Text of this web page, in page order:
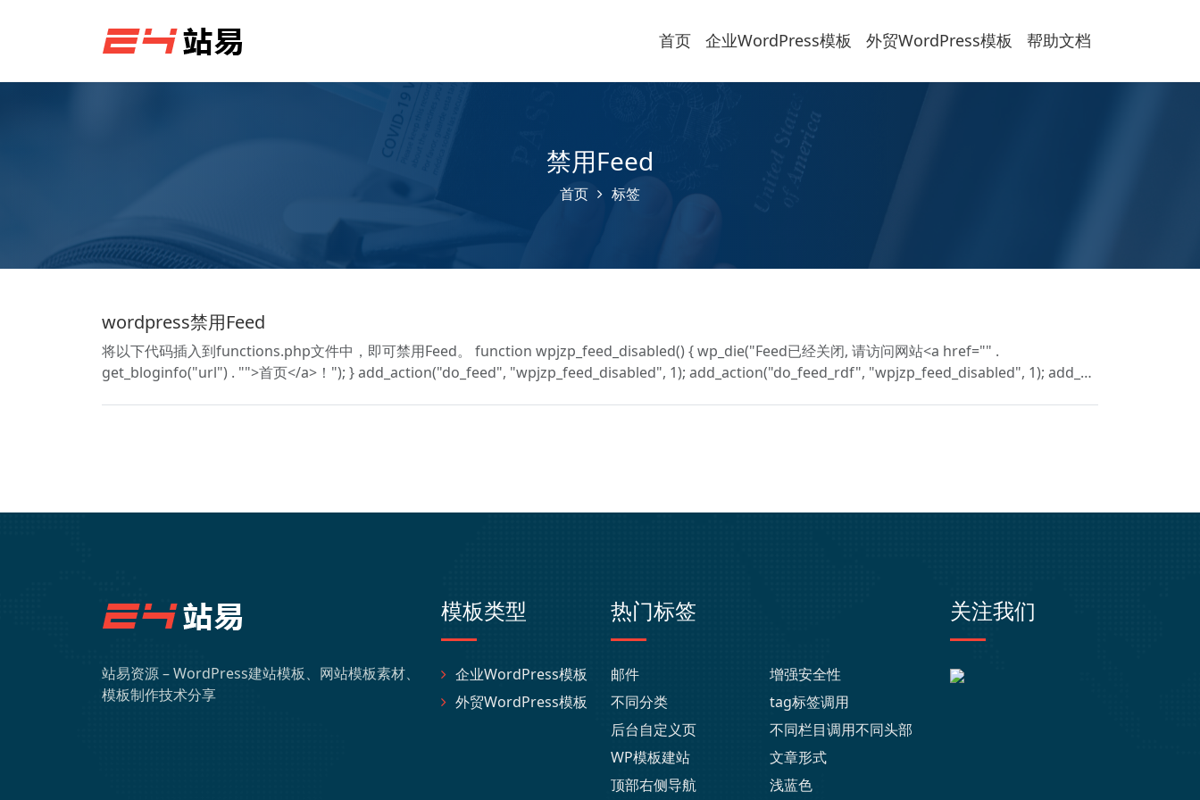
首页 企业WordPress模板 外贸WordPress模板 帮助文档
禁用Feed
首页 标签
wordpress禁用Feed
将以下代码插入到functions.php文件中，即可禁用Feed。 function wpjzp_feed_disabled() { wp_die("Feed已经关闭, 请访问网站<a href="" .
get_bloginfo("url") . "">首页</a>！"); } add_action("do_feed", "wpjzp_feed_disabled", 1); add_action("do_feed_rdf", "wpjzp_feed_disabled", 1); add_…
站易资源 – WordPress建站模板、网站模板素材、
模板制作技术分享
模板类型
企业WordPress模板
外贸WordPress模板
热门标签
邮件
增强安全性
不同分类
tag标签调用
后台自定义页
不同栏目调用不同头部
WP模板建站
文章形式
顶部右侧导航
浅蓝色
关注我们